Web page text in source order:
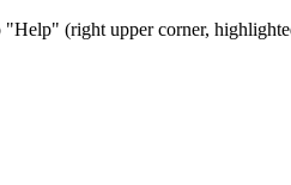
"Help" (right upper corner,